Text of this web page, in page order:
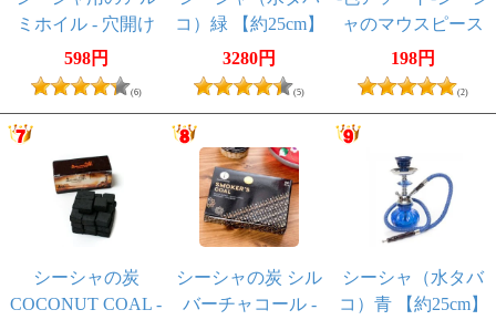
ミホイル - 穴開け
ピン入り
598円
(6)
コ）緑 【約25cm】
3280円
(5)
ャのマウスピース
【5個セット】
198円
(2)
シーシャの炭
COCONUT COAL -
シーシャの炭 シル
バーチャコール -
シーシャ（水タバ
コ）青 【約25cm】